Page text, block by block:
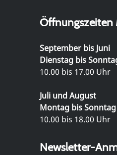
Öffnungszeiten
September bis Juni
Dienstag bis
10.00 bis 17.00 Uhr
Juli und August
Montag bis Sonntag
10.00 bis 18.00 Uhr
Newsletter-